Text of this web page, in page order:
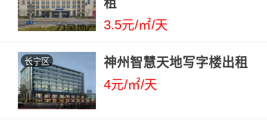
租
3.5元/㎡/天
长宁区
神州智慧天地写字楼出租
4元/㎡/天